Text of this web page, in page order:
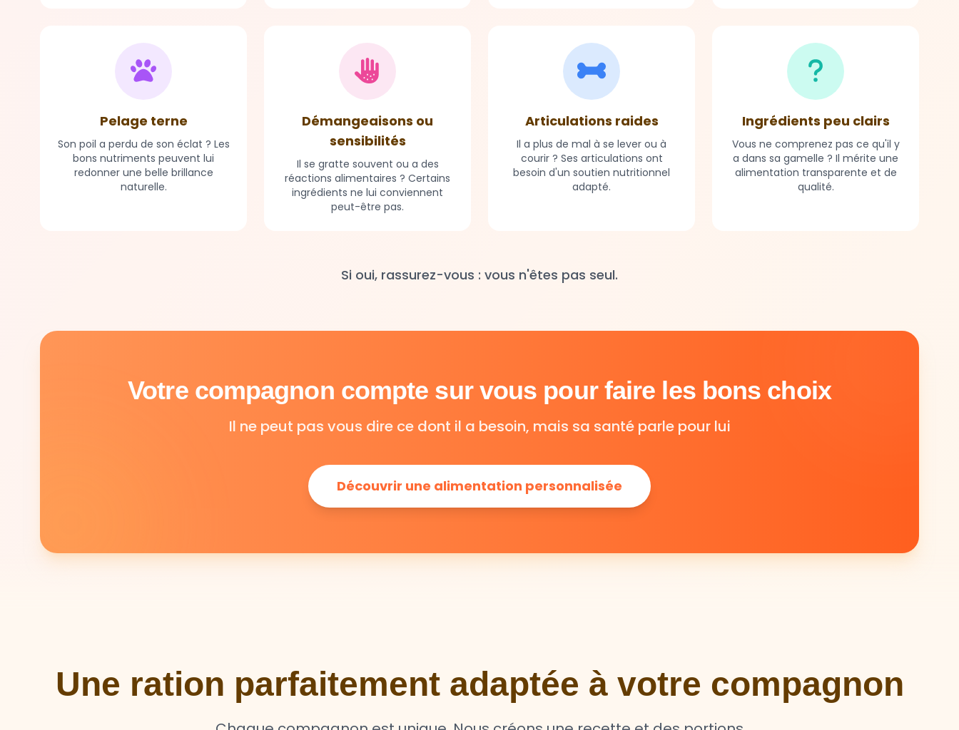
Pelage terne
Son poil a perdu de son éclat ? Les
bons nutriments peuvent lui
redonner une belle brillance
naturelle.
Démangeaisons ou
sensibilités
Il se gratte souvent ou a des
réactions alimentaires ? Certains
ingrédients ne lui conviennent
peut-être pas.
Articulations raides
Il a plus de mal à se lever ou à
courir ? Ses articulations ont
besoin d'un soutien nutritionnel
adapté.
Ingrédients peu clairs
Vous ne comprenez pas ce qu'il y
a dans sa gamelle ? Il mérite une
alimentation transparente et de
qualité.
Si oui, rassurez-vous : vous n'êtes pas seul.
Votre compagnon compte sur vous pour faire les bons choix
Il ne peut pas vous dire ce dont il a besoin, mais sa santé parle pour lui
Découvrir une alimentation personnalisée
Une ration parfaitement adaptée à votre compagnon